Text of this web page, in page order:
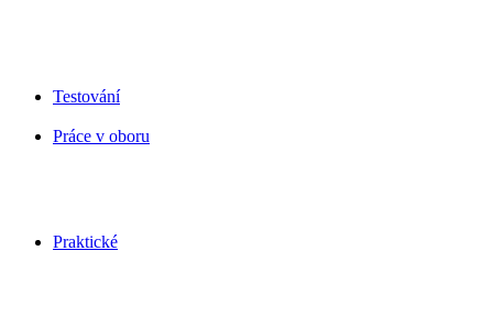
Testování
Práce v oboru
Praktické